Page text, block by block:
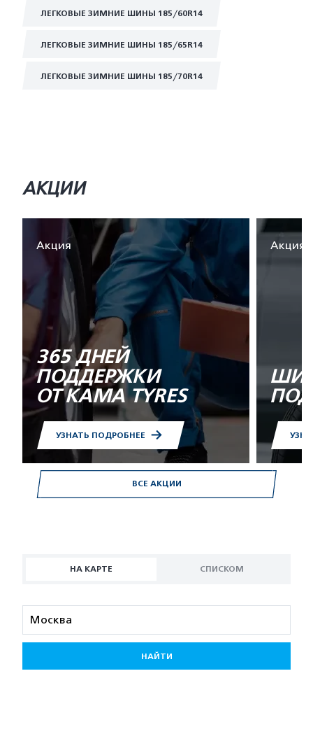
ЛЕГКОВЫЕ ЗИМНИЕ ШИНЫ 185/60R14
ЛЕГКОВЫЕ ЗИМНИЕ ШИНЫ 185/65R14
ЛЕГКОВЫЕ ЗИМНИЕ ШИНЫ 185/70R14
ВСЕ АКЦИИ
АКЦИИ
Акция
365 ДНЕЙ
ПОДДЕРЖКИ
ОТ KAMA TYRES
УЗНАТЬ ПОДРОБНЕЕ
Акция
НА КАРТЕ СПИСКОМ
НАЙТИ